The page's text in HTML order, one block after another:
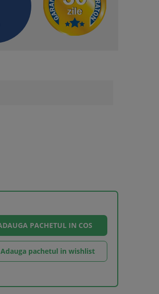
Adauga pachetul in wishlist